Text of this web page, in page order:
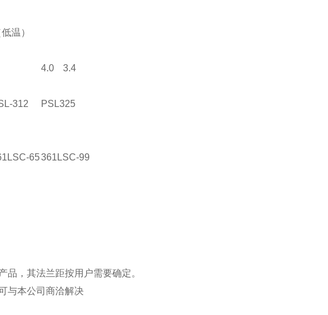
温）
4.0 3.4
312 PSL325
65361LSC-99
，其法兰距按用户需要确定。
与本公司商洽解决